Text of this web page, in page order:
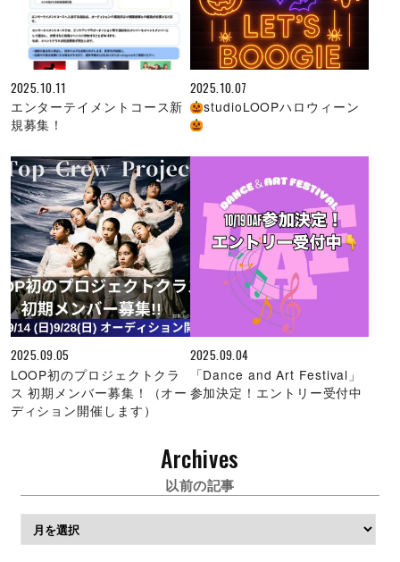
2025.10.11
エンターテイメントコース新
規募集！
2025.10.07
studioLOOPハロウィーン
2025.09.05
LOOP初のプロジェクトクラ
ス 初期メンバー募集！（オー
ディション開催します）
2025.09.04
「Dance and Art Festival」
参加決定！エントリー受付中
Archives
以前の記事
ー